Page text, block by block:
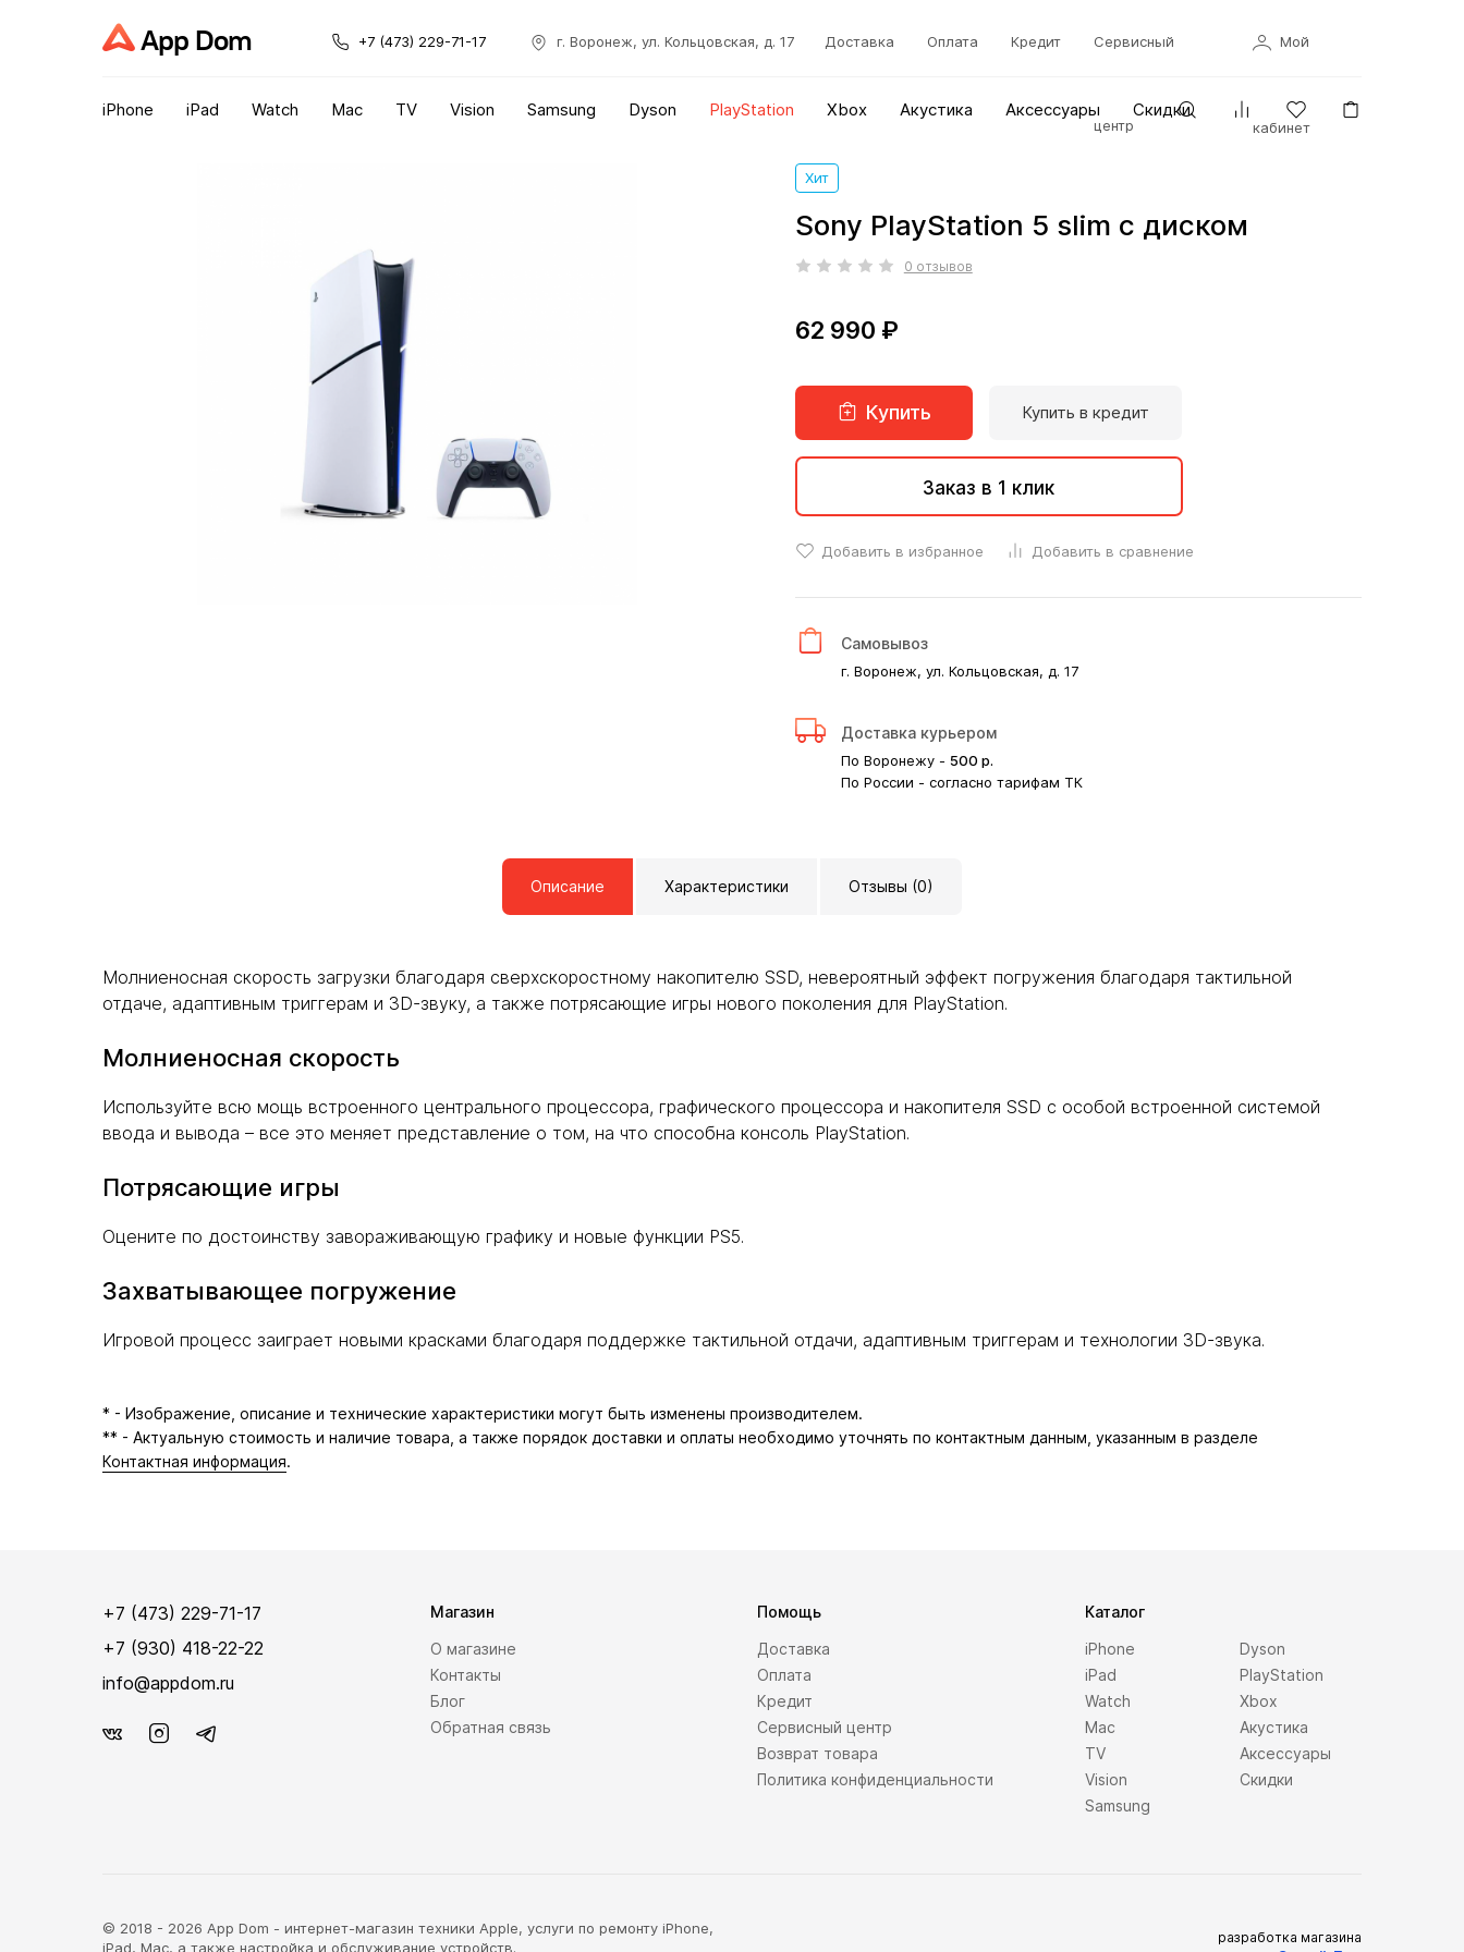
App Dom +7 (473) 229-71-17 г. Воронеж, ул. Кольцовская, д. 17 Доставка Оплата Кредит Сервисный
центр
Мой
кабинет
iPhone iPad Watch Mac TV Vision Samsung Dyson PlayStation Xbox Акустика Аксессуары Скидки
Хит
Sony PlayStation 5 slim с диском
0 отзывов
62 990 ₽
Купить Купить в кредит
Заказ в 1 клик
Добавить в избранное Добавить в сравнение
Самовывоз
г. Воронеж, ул. Кольцовская, д. 17
Доставка курьером
По Воронежу - 500 р.
По России - согласно тарифам ТК
Описание Характеристики Отзывы (0)
Молниеносная скорость загрузки благодаря сверхскоростному накопителю SSD, невероятный эффект погружения благодаря тактильной
отдаче, адаптивным триггерам и 3D-звуку, а также потрясающие игры нового поколения для PlayStation.
Молниеносная скорость
Используйте всю мощь встроенного центрального процессора, графического процессора и накопителя SSD с особой встроенной системой
ввода и вывода – все это меняет представление о том, на что способна консоль PlayStation.
Потрясающие игры
Оцените по достоинству завораживающую графику и новые функции PS5.
Захватывающее погружение
Игровой процесс заиграет новыми красками благодаря поддержке тактильной отдачи, адаптивным триггерам и технологии 3D-звука.
* - Изображение, описание и технические характеристики могут быть изменены производителем.
** - Актуальную стоимость и наличие товара, а также порядок доставки и оплаты необходимо уточнять по контактным данным, указанным в разделе
Контактная информация.
+7 (473) 229-71-17
+7 (930) 418-22-22
info@appdom.ru
Магазин
О магазине
Контакты
Блог
Обратная связь
Помощь
Доставка
Оплата
Кредит
Сервисный центр
Возврат товара
Политика конфиденциальности
Каталог
iPhone
iPad
Watch
Mac
TV
Vision
Samsung
Dyson
PlayStation
Xbox
Акустика
Аксессуары
Скидки
© 2018 - 2026 App Dom - интернет-магазин техники Apple, услуги по ремонту iPhone,
iPad, Mac, а также настройка и обслуживание устройств.
разработка магазина